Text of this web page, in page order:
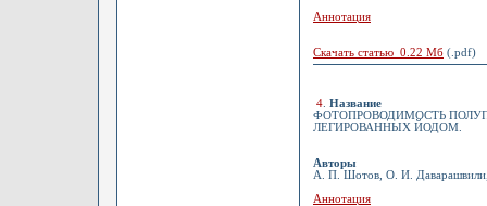
Аннотация
Скачать статью 0.22 Мб (.pdf)
4 Название
ФОТОПРОВОДИМОСТЬ
ЛЕГИРОВАННЫХ ЙОДОМ.
Авторы
А. П. Шотов, О. И.
Аннотация